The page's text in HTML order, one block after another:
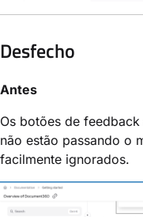
Desfecho
Antes
Os botões de
não estão passando o
facilmente ignorados.